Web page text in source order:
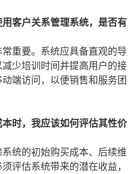
客户关系管理系统，是否有
重要。系统应具备直观的导
少培训时间并提高用户的接
端访问，以便销售和服务团
时，我应该如何评估其性价
统的初始购买成本、后续维
评估系统带来的潜在收益，